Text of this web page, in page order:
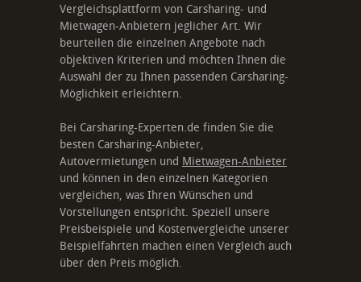
Vergleichsplattform von Carsharing- und
Mietwagen-Anbietern jeglicher Art. Wir
beurteilen die einzelnen Angebote nach
objektiven Kriterien und möchten Ihnen die
Auswahl der zu Ihnen passenden Carsharing-
Möglichkeit erleichtern.
Bei Carsharing-Experten.de finden Sie die
besten Carsharing-Anbieter,
Autovermietungen und Mietwagen-Anbieter
und können in den einzelnen Kategorien
vergleichen, was Ihren Wünschen und
Vorstellungen entspricht. Speziell unsere
Preisbeispiele und Kostenvergleiche unserer
Beispielfahrten machen einen Vergleich auch
über den Preis möglich.